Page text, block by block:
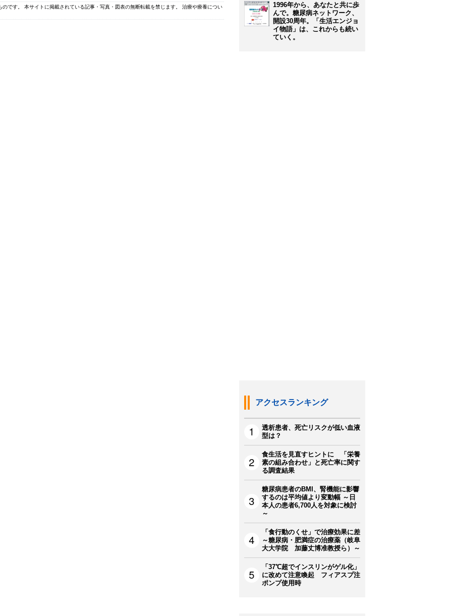
です。 本サイトに掲載されている記事・写真・図表の無断転載を禁じます。 治療や療養につい
1996年から、あなたと共に歩
んで。糖尿病ネットワーク、
開設30周年。「生活エンジョ
イ物語」は、これからも続い
ていく。
アクセスランキング
透析患者、死亡リスクが低い血液
型は？
食生活を見直すヒントに 「栄養
素の組み合わせ」と死亡率に関す
る調査結果
糖尿病患者のBMI、腎機能に影響
するのは平均値より変動幅 ～日
本人の患者6,700人を対象に検討
～
「食行動のくせ」で治療効果に差
～糖尿病・肥満症の治療薬（岐阜
大大学院 加藤丈博准教授ら）～
「37℃超でインスリンがゲル化」
に改めて注意喚起 フィアスプ注
ポンプ使用時